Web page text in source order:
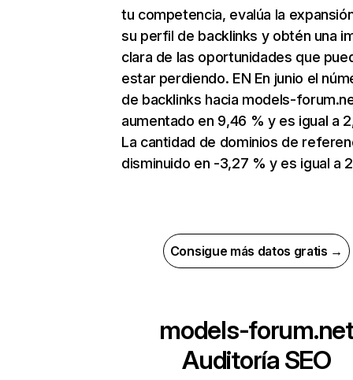
tu competencia, evalúa la
su perfil de backlinks y obtén una
clara de las oportunidades que
estar perdiendo. EN En junio el
de backlinks hacia models-
aumentado en 9,46 % y es igual a
La cantidad de dominios de
disminuido en -3,27 % y es igual a
Consigue más datos gratis →
models-forum.net
Auditoría SEO